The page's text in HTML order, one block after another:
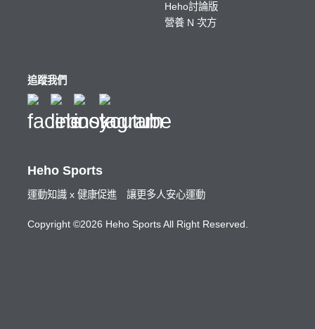
Heho Sports
運動知識 x 健康促進 讓更多人安心運動
Copyright ©2026 Heho Sports All Right Reserved.
Heho討論版
營養 N 次方
追蹤我們